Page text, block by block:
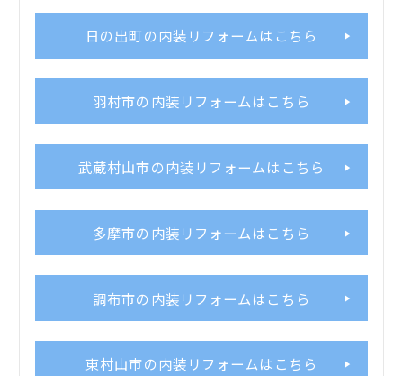
日の出町の内装リフォームはこちら
羽村市の内装リフォームはこちら
武蔵村山市の内装リフォームはこちら
多摩市の内装リフォームはこちら
調布市の内装リフォームはこちら
東村山市の内装リフォームはこちら